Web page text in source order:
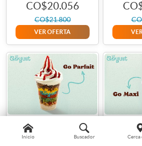
CO$20.056
CO$21.800
VER OFERTA
Go Parfait con 5 topping y
1 salsa a elección
Go Maxi
salsa a
Inicio Buscador Cerca